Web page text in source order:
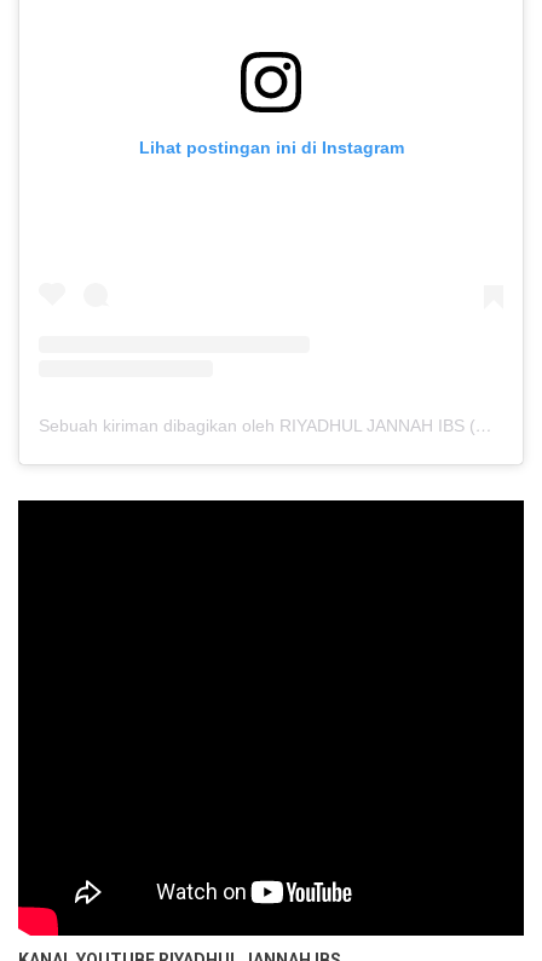
Lihat postingan ini di Instagram
Sebuah kiriman dibagikan oleh RIYADHUL JANNAH IBS (@riyadhuljannahibs)